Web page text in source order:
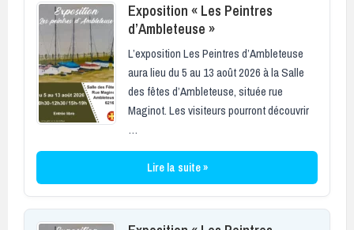
Exposition « Les Peintres
d’Ambleteuse »
L’exposition Les Peintres d’Ambleteuse
aura lieu du 5 au 13 août 2026 à la Salle
des fêtes d’Ambleteuse, située rue
Maginot. Les visiteurs pourront découvrir
…
Lire la suite »